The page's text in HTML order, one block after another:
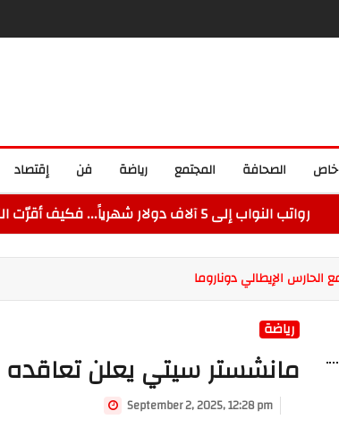
إقتصاد فن رياضة المجتمع الصحافة خاص
رواتب النواب إلى 5 آلاف دولار شهرياً... فكيف أقرّت الزيادة؟
الإيطالي دوناروما
رياضة
مانشستر سيتي يعلن تعاقده
September 2, 2025, 12:28 pm